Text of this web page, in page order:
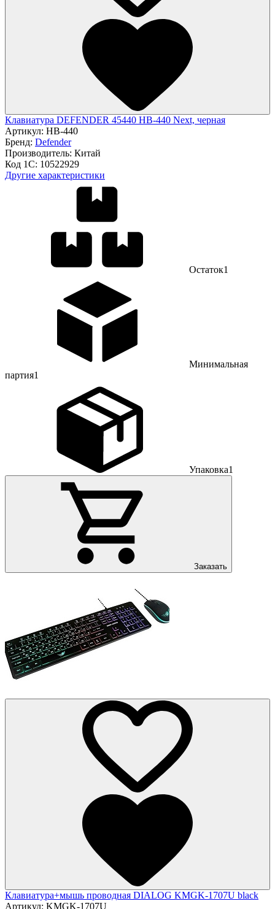
Клавиатура DEFENDER 45440 HB-440 Next, черная
Артикул: HB-440
Бренд: Defender
Производитель: Китай
Код 1С: 10522929
Другие характеристики
Остаток1
Минимальная
партия1
Упаковка1
Заказать
Клавиатура+мышь проводная DIALOG KMGK-1707U black
Артикул: KMGK-1707U